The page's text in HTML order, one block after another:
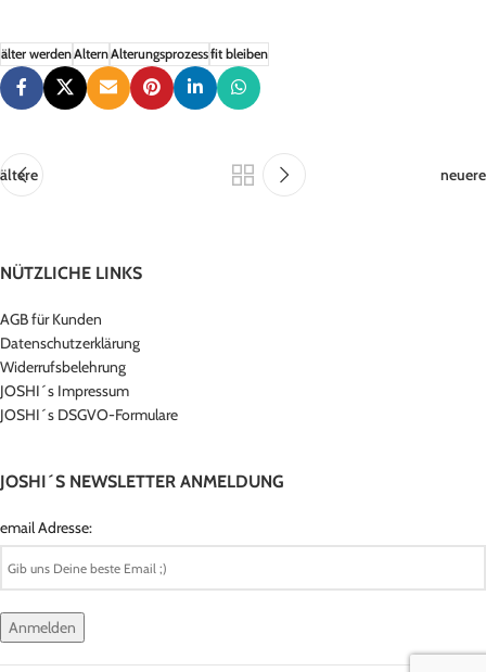
älter werdenAlternAlterungsprozessfit bleiben
ältere neuere
NÜTZLICHE LINKS
AGB für Kunden
Datenschutzerklärung
Widerrufsbelehrung
JOSHI´s Impressum
JOSHI´s DSGVO-Formulare
JOSHI´S NEWSLETTER ANMELDUNG
email Adresse: